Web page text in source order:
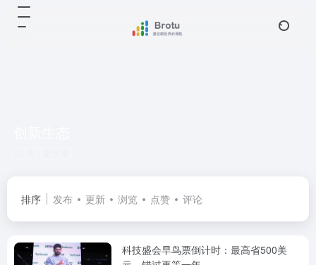
排序 发布 更新 浏览 点赞 评论
科技盛会早鸟票倒计时：最高省500美